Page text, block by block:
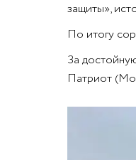
защиты»,
По итогу
За
Патриот